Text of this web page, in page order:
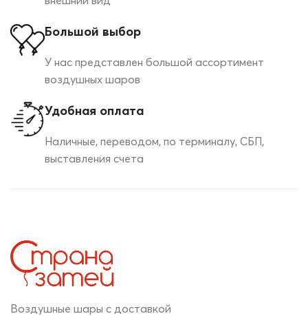
Большой выбор
У нас представлен большой ассортимент
воздушных шаров
Удобная оплата
Наличные, переводом, по терминалу, СБП,
выставления счета
Воздушные шары с доставкой